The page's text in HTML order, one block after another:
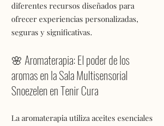
diferentes recursos diseñados para
ofrecer experiencias personalizadas,
seguras y significativas.
🌸 Aromaterapia: El poder de los
aromas en la Sala Multisensorial
Snoezelen en Tenir Cura
La aromaterapia utiliza aceites esenciales